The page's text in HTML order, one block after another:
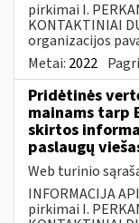
pirkimai I.
KONTAKTINIAI
organizacijos
Metai: 2022
Pridėtinės
mainams tarp
skirtos
paslaugų
Web turinio
INFORMACIJA
pirkimai I.